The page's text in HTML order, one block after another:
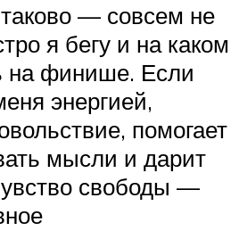
— совсем не
я бегу и на каком
на финише. Если
энергией,
помогает
мысли и дарит
свободы —